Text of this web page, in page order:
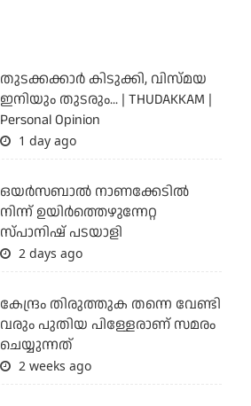
തുടക്കക്കാര്‍ കിടുക്കി, വിസ്മയ
ഇനിയും തുടരും... | THUDAKKAM |
Personal Opinion
1 day ago
ഒയര്‍സബാൽ നാണക്കേടിൽ
നിന്ന് ഉയിർത്തെഴുന്നേറ്റ
സ്പാനിഷ് പടയാളി
2 days ago
കേന്ദ്രം തിരുത്തുക തന്നെ വേണ്ടി
വരും പുതിയ പിള്ളേരാണ് സമരം
ചെയ്യുന്നത്
2 weeks ago